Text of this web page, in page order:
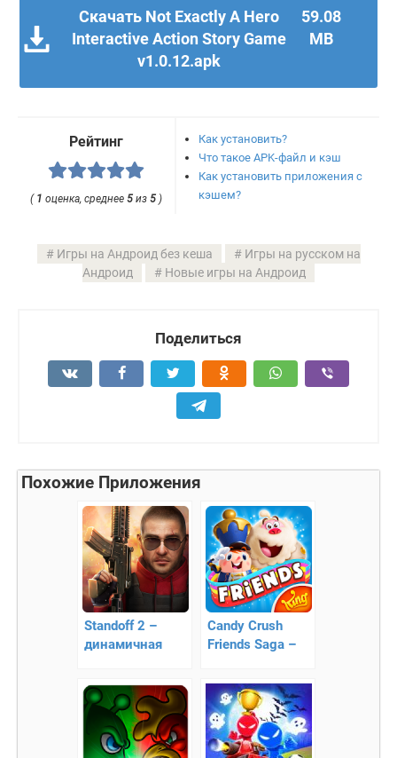
Скачать Not Exactly A Hero
Interactive Action Story Game
v1.0.12.apk
59.08
MB
Рейтинг
( 1 оценка, среднее5 из5 )
Как установить?
Что такое APK-файл и кэш
Как установить приложения с
кэшем?
Игры на Андроид без кеша
Игры на русском на
Андроид
Новые игры на Андроид
Поделиться
Похожие Приложения
Standoff 2 –
динамичная
лица
Candy Crush
Friends Saga –
конфетном
королевстве